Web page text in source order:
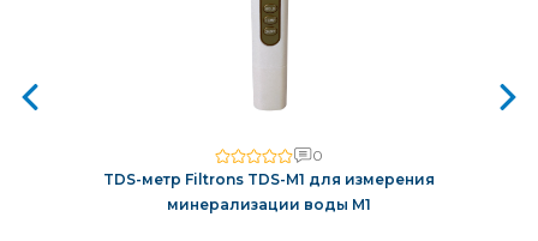
0
TDS-метр Filtrons TDS-M1 для измерения
минерализации воды M1